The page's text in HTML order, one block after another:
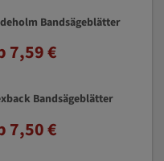
Bandsägeblätter
7,59 €
Bandsägeblätter
7,50 €